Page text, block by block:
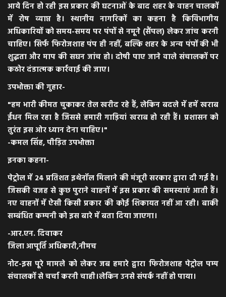
आये दिन हो रही इस प्रकार की घटनाओं के बाद शहर के वाहन चालकों
में रोष व्याप्त है। स्थानीय नागरिकों का कहना है कि​विभागीय
अधिकारियों को समय-समय पर पंपों से नमूने (सैंपल) लेकर जांच करनी
चाहिए। ​सिर्फ फिरोजशाह पंप ही नहीं, बल्कि शहर के अन्य पंपों की भी
शुद्धता और माप की सघन जांच हो। ​दोषी पाए जाने वाले संचालकों पर
कठोर दंडात्मक कार्रवाई की जाए।
​उपभोक्ता की गुहार-
​"हम भारी कीमत चुकाकर तेल खरीद रहे हैं, लेकिन बदले में हमें खराब
ईंधन मिल रहा है जिससे हमारी गाड़ियां खराब हो रही हैं। प्रशासन को
तुरंत इस ओर ध्यान देना चाहिए।"
-कमल सिंह, पीड़ित उपभोक्ता
इनका कहना-
पेट्रोल में 24 प्रतिशत इथेनॉल मिलाने की मंजूरी सरकार द्वारा दी गई है।
जिसकी वजह से कुछ पुराने वाहनों में इस प्रकार की समस्याएं आती हैं।
नए वाहनों में ऐसी किसी प्रकार की कोई शिकायत नहीं आ रही। बाकी
सम्बंधित कम्पनी को इस बारे में बता दिया जाएगा।
-आर.एन. दिवाकर
जिला आपूर्ति अधिकारी,नीमच
नोट-इस पूरे मामले को लेकर जब हमारे द्वारा फिरोजशाह पेट्रोल पम्प
संचालकों से चर्चा करनी चाही।लेकिन उनसे संपर्क नहीं हो पाया।